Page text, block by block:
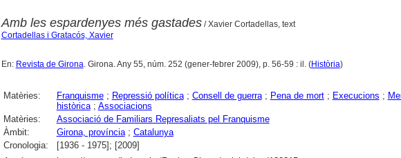
Amb les espardenyes més gastades/ Xavier Cortadellas, text
Cortadellas i Gratacós, Xavier
En: Revista de Girona. Girona. Any 55, núm. 252 (gener-febrer 2009), p. 56-59 : il. (Història)
Matèries: Franquisme; Repressió política; Consell de guerra; Pena de mort; Execucions ;
històrica; Associacions
Matèries:
Associació de Familiars Represaliats pel Franquisme
Àmbit:
Girona, província; Catalunya
Cronologia:
[1936 - 1975]; [2009]